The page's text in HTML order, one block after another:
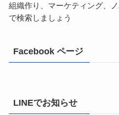
組織作り、マーケティング、
で検索しましょう
Facebook ページ
LINEでお知らせ